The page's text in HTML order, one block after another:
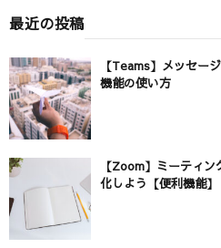
最近の投稿
【Teams】メッセー
機能の使い方
【Zoom】ミーティ
化しよう【便利機能】